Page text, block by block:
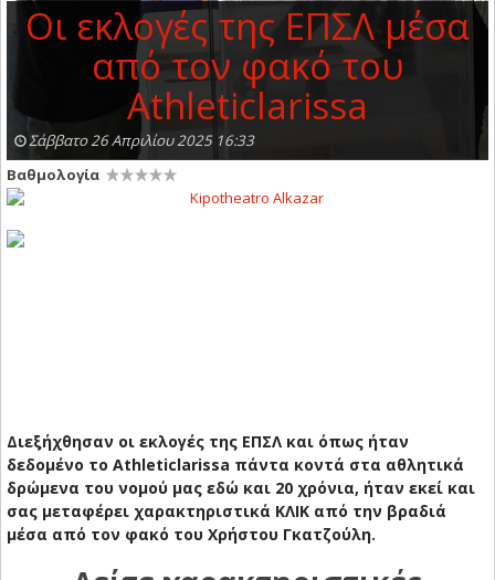
Οι εκλογές της ΕΠΣΛ μέσα
από τον φακό του
Athleticlarissa
Σάββατο 26 Απριλίου 2025 16:33
Βαθμολογία
Διεξήχθησαν οι εκλογές της ΕΠΣΛ και όπως ήταν
δεδομένο το Athleticlarissa πάντα κοντά στα αθλητικά
δρώμενα του νομού μας εδώ και 20 χρόνια, ήταν εκεί και
σας μεταφέρει χαρακτηριστικά ΚΛΙΚ από την βραδιά
μέσα από τον φακό του Χρήστου Γκατζούλη.